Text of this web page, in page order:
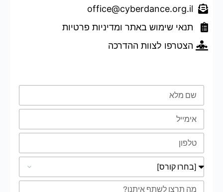
office@cyberdance.org.il
תנאי שימוש באתר ומדיניות פרטיות
הצטרפו לצוות ההדרכה